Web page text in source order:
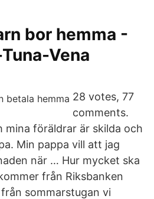
bor hemma -
Vena
28 votes, 77
comments.
mina föräldrar är skilda och
Min pappa vill att jag
när … Hur mycket ska
från Riksbanken
sommarstugan vi